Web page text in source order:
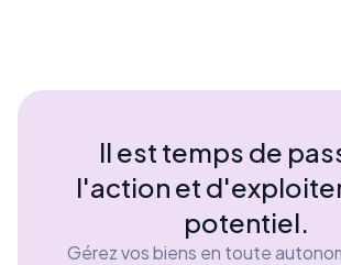
Il est temps de
l'action et
potentiel.
Gérez vos biens en toute